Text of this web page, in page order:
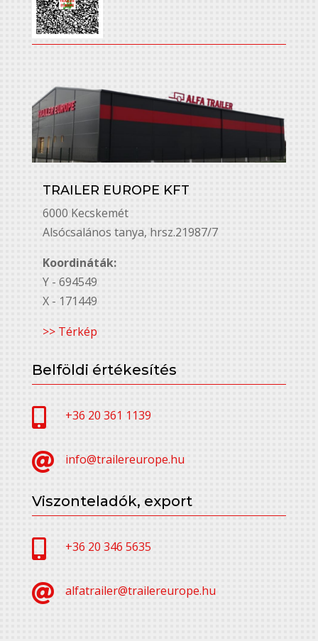
TRAILER EUROPE KFT
6000 Kecskemét
Alsó￳csalános tanya, hrsz.21987/7
Koordináták:
Y - 694549
X - 171449
>> Térkép
Belföldi értékesítés
 +36 20 361 1139
 info@trailereurope.hu
Viszonteladók, export
 +36 20 346 5635
 alfatrailer@trailereurope.hu